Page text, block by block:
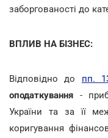
заборгованості до
ВПЛИВ НА БІЗНЕС:
Відповідно до пп.
оподаткування -
України та за її
коригування